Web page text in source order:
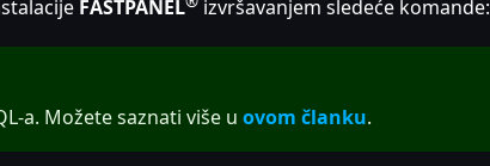
FASTPANEL izvršavanjem sledeće komande:
a. Možete saznati više u ovom članku.